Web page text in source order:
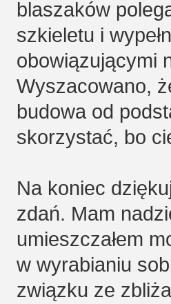
blaszaków
szkieletu i
obowiązującymi
Wyszacowano,
budowa od
skorzystać, bo
Na koniec
zdań. Mam
umieszczałem
w wyrabianiu
związku ze